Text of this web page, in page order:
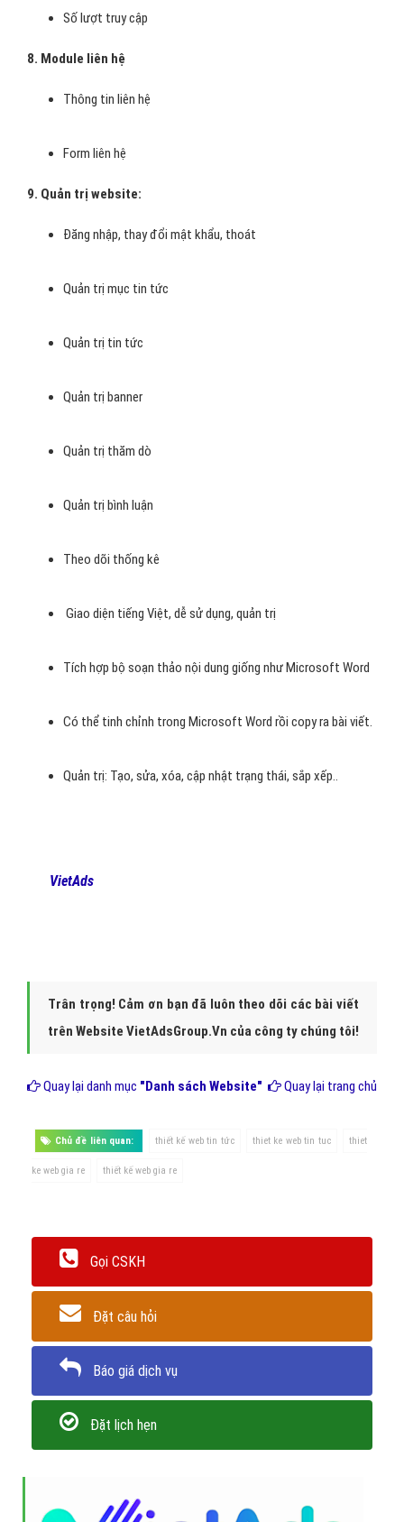
Số lượt truy cập
8. Module liên hệ
Thông tin liên hệ
Form liên hệ
9. Quản trị website:
Đăng nhập, thay đổi mật khẩu, thoát
Quản trị mục tin tức
Quản trị tin tức
Quản trị banner
Quản trị thăm dò
Quản trị bình luận
Theo dõi thống kê
Giao diện tiếng Việt, dễ sử dụng, quản trị
Tích hợp bộ soạn thảo nội dung giống như Microsoft Word
Có thể tinh chỉnh trong Microsoft Word rồi copy ra bài viết.
Quản trị: Tạo, sửa, xóa, cập nhật trạng thái, sắp xếp..
VietAdsđể chúng tôi có thể giúp bạn có được Website
Trân trọng! Cảm ơn bạn đã luôn theo dõi các bài viết
trên Website VietAdsGroup.Vn của công ty chúng tôi!
Quay lại danh mục "Danh sách Website" Quay lại trang chủ
Chủ đề liên quan: thiết kế web tin tức thiet ke web tin tuc thiet
ke web gia re thiết kế web gia re
Gọi CSKH
Đặt câu hỏi
Báo giá dịch vụ
Đặt lịch hẹn